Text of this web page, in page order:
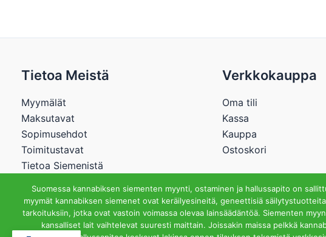
Tietoa Meistä
Myymälät
Maksutavat
Sopimusehdot
Toimitustavat
Tietoa Siemenistä
Verkkokauppa
Oma tili
Kassa
Kauppa
Ostoskori
Cannabisstore.fi |
Suomessa kannabiksen siementen myynti, ostaminen ja hallussapito on
myymät kannabiksen siemenet ovat keräilyesineitä, geneettisiä
tarkoituksiin, jotka ovat vastoin voimassa olevaa lainsäädäntöä. Siementen
kansalliset lait vaihtelevat suuresti maittain. Joissakin maissa pelkkä